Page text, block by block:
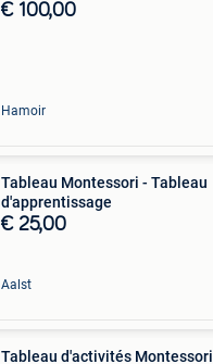
€ 100,00
Hamoir
Tableau Montessori - Tableau
d'apprentissage
€ 25,00
Aalst
Tableau d'activités Montessori